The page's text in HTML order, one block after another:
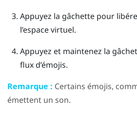
Appuyez la gâchettepour
l’espace virtuel.
Appuyez et maintenez la
flux d’émojis.
Remarque : Certains émojis,
émettent un son.